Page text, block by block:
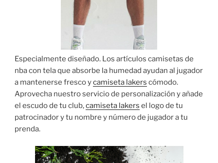
Especialmente diseñado. Los artículos camisetas de
nba con tela que absorbe la humedad ayudan al jugador
a mantenerse fresco ycamiseta lakers cómodo.
Aprovecha nuestro servicio de personalización y añade
el escudo de tu club,camiseta lakers el logo de tu
patrocinador y tu nombre y número de jugador a tu
prenda.